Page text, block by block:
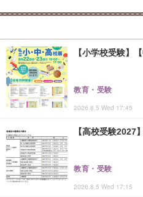
【小学校受験】
教育・受験
2026.8.5 Wed 17:45
【高校受験
教育・受験
2026.8.5 Wed 17:15